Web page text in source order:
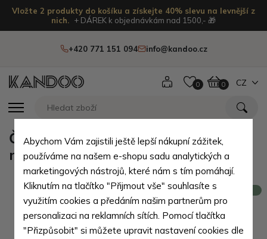
Vložte 2 produkty do košíku a získejte 40% slevu na levnější z
nich.
+ DÁREK k objednávkám nad 1500,- 🎁
+420 771 151 094 info@kandoo.cz
0 0 CZ
Černá pánská kožená taška na
notebook Botir
Abychom Vám zajistili ještě lepší nákupní zážitek,
používáme na našem e-shopu sadu analytických a
marketingových nástrojů, které nám s tím pomáhají.
Kliknutím na tlačítko "Přijmout vše" souhlasíte s
využitím cookies a předáním našim partnerům pro
personalizaci na reklamních sítích. Pomocí tlačítka
"Přizpůsobit" si můžete upravit nastavení cookies dle